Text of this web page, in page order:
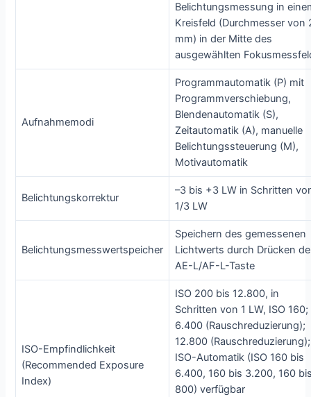
Belichtungsmessung in
Kreisfeld (Durchmesser von
mm) in der Mitte des
ausgewählten
Aufnahmemodi
Programmautomatik (P) mit
Programmverschiebung,
Blendenautomatik (S),
Zeitautomatik (A), manuelle
Belichtungssteuerung (M),
Motivautomatik
Belichtungskorrektur
–3 bis +3 LW in Schritten
1/3 LW
Belichtungsmesswertspeicher
Speichern des gemessenen
Lichtwerts durch Drücken
AE-L/AF-L-Taste
ISO-Empfindlichkeit
(Recommended Exposure
Index)
ISO 200 bis 12.800, in
Schritten von 1 LW, ISO 160;
6.400 (Rauschreduzierung);
12.800 (Rauschreduzierung);
ISO-Automatik (ISO 160 bis
6.400, 160 bis 3.200, 160
800) verfügbar